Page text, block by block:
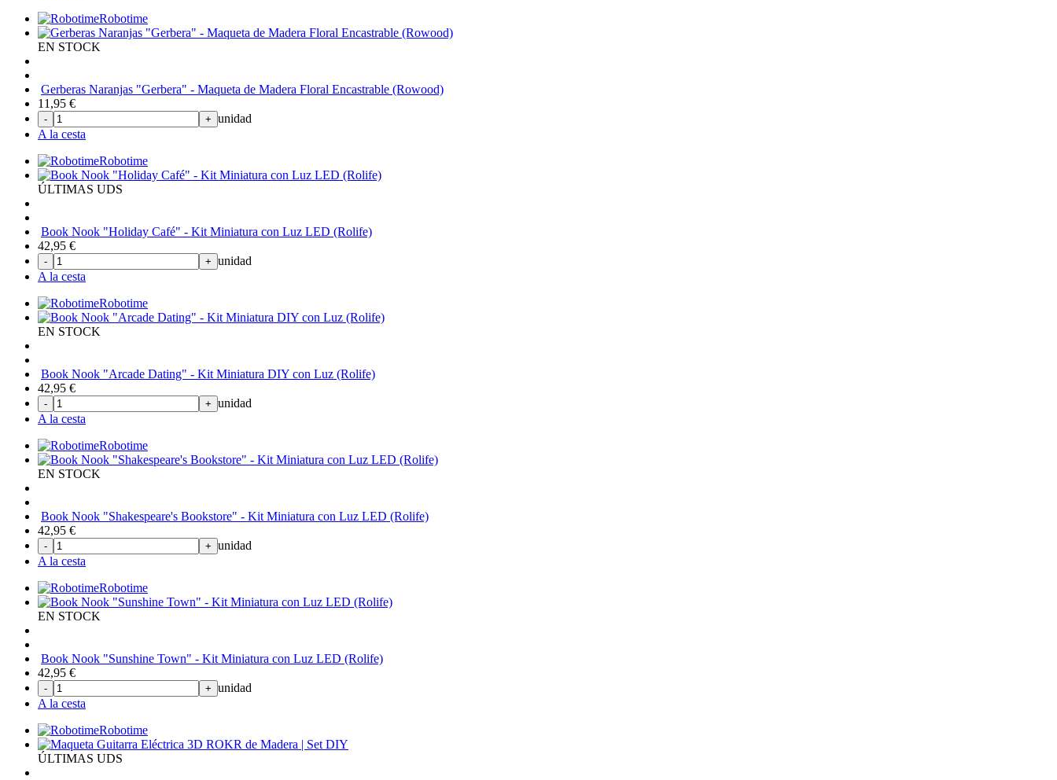
Robotime
EN STOCK
Gerberas Naranjas "Gerbera" - Maqueta de Madera Floral Encastrable (Rowood)
11,95 €
- + unidad
A la cesta
Robotime
ÚLTIMAS UDS
Book Nook "Holiday Café" - Kit Miniatura con Luz LED (Rolife)
42,95 €
- + unidad
A la cesta
Robotime
EN STOCK
Book Nook "Arcade Dating" - Kit Miniatura DIY con Luz (Rolife)
42,95 €
- + unidad
A la cesta
Robotime
EN STOCK
Book Nook "Shakespeare's Bookstore" - Kit Miniatura con Luz LED (Rolife)
42,95 €
- + unidad
A la cesta
Robotime
EN STOCK
Book Nook "Sunshine Town" - Kit Miniatura con Luz LED (Rolife)
42,95 €
- + unidad
A la cesta
Robotime
ÚLTIMAS UDS